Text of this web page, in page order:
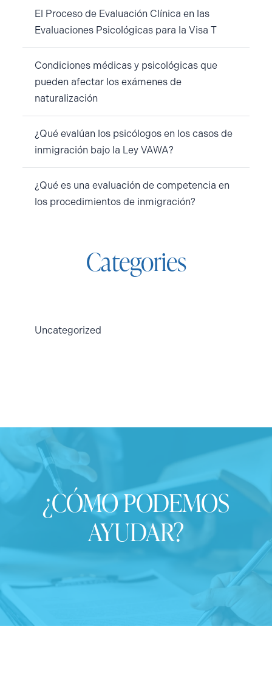
El Proceso de Evaluación Clínica en las
Evaluaciones Psicológicas para la Visa T
Condiciones médicas y psicológicas que
pueden afectar los exámenes de
naturalización
¿Qué evalúan los psicólogos en los casos de
inmigración bajo la Ley VAWA?
¿Qué es una evaluación de competencia en
los procedimientos de inmigración?
Categories
Uncategorized
¿CÓMO PODEMOS
AYUDAR?